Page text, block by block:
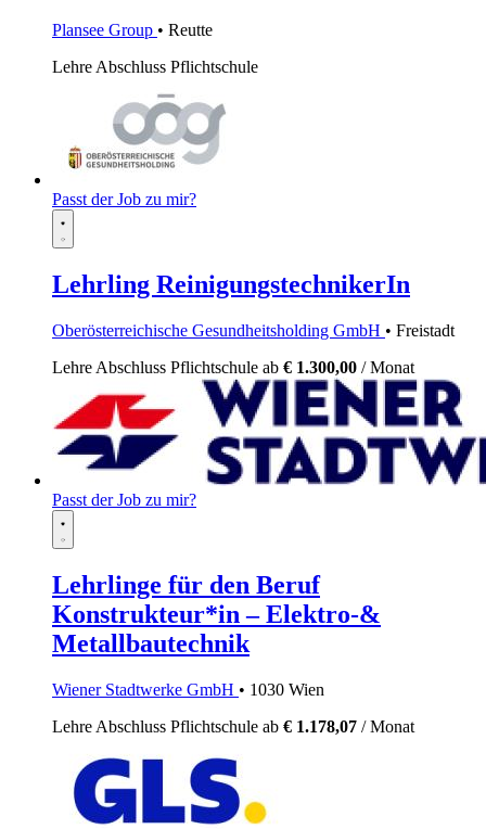
Plansee Group • Reutte
LehreAbschluss Pflichtschule
Passt der Job zu mir?
Lehrling ReinigungstechnikerIn
Oberösterreichische Gesundheitsholding GmbH • Freistadt
Lehre Abschluss Pflichtschule ab € 1.300,00 / Monat
Passt der Job zu mir?
Lehrlinge für den Beruf
Konstrukteur*in – Elektro-&
Metallbautechnik
Wiener Stadtwerke GmbH • 1030 Wien
Lehre Abschluss Pflichtschule ab € 1.178,07 / Monat